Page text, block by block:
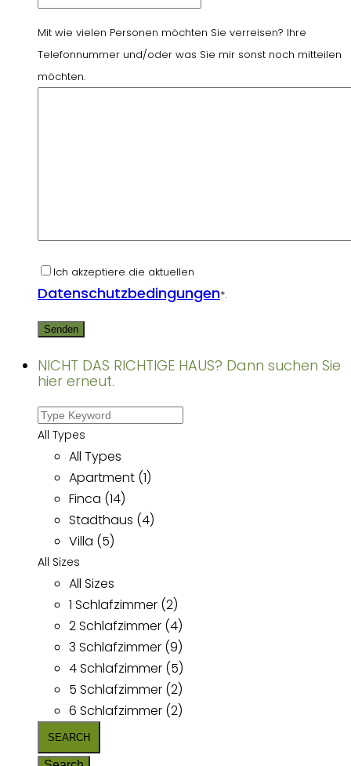
Mit wie vielen Personen möchten Sie verreisen? Ihre
Telefonnummer und/oder was Sie mir sonst noch mitteilen
möchten.
Ich akzeptiere die aktuellen
Datenschutzbedingungen*.
NICHT DAS RICHTIGE HAUS? Dann suchen Sie
hier erneut.
All Types
All Types
Apartment (1)
Finca (14)
Stadthaus (4)
Villa (5)
All Sizes
All Sizes
1 Schlafzimmer (2)
2 Schlafzimmer (4)
3 Schlafzimmer (9)
4 Schlafzimmer (5)
5 Schlafzimmer (2)
6 Schlafzimmer (2)